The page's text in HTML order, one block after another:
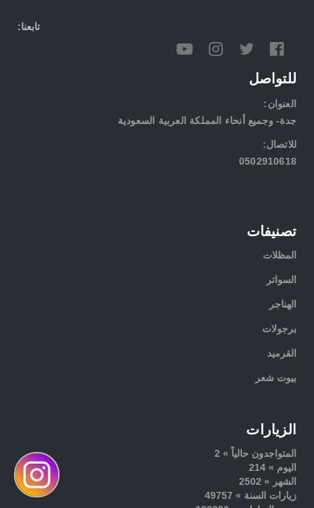
:تابعنا
للتواصل
:العنوان
جدة- وجميع أنحاء المملكة العربية السعودية
:للاتصال
0502910618
تصنيفات
المظلات
السواتر
الهناجر
برجولات
القرميد
بيوت شعر
الزيارات
المتواجدون حالياً » 2
اليوم » 214
الشهر » 2502
زيارات السنة » 49757